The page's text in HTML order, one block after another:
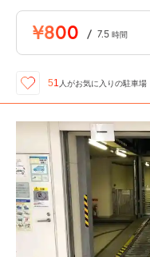
¥800 / 7.5 時間
51 人がお気に入りの駐車場